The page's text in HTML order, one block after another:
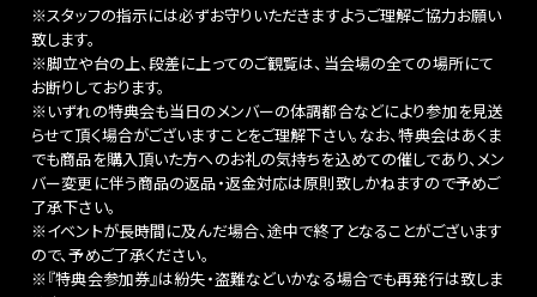
※スタッフの指示には必ずお守りいただきますようご理解ご協力お願い
致します。
※脚立や台の上、段差に上ってのご観覧は、当会場の全ての場所にて
お断りしております。
※いずれの特典会も当日のメンバーの体調都合などにより参加を見送
らせて頂く場合がございますことをご理解下さい。なお、特典会はあくま
でも商品を購入頂いた方へのお礼の気持ちを込めての催しであり、メン
バー変更に伴う商品の返品・返金対応は原則致しかねますので予めご
了承下さい。
※イベントが長時間に及んだ場合、途中で終了となることがございます
ので、予めご了承ください。
※『特典会参加券』は紛失・盗難などいかなる場合でも再発行は致しま